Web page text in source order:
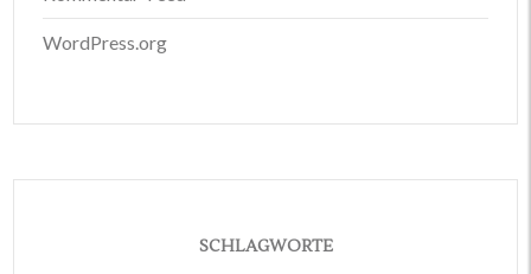
WordPress.org
SCHLAGWORTE